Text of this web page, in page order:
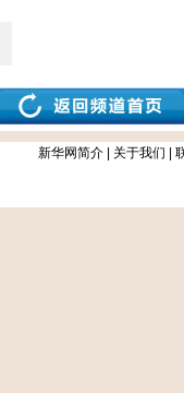
新华网简介 关于我们